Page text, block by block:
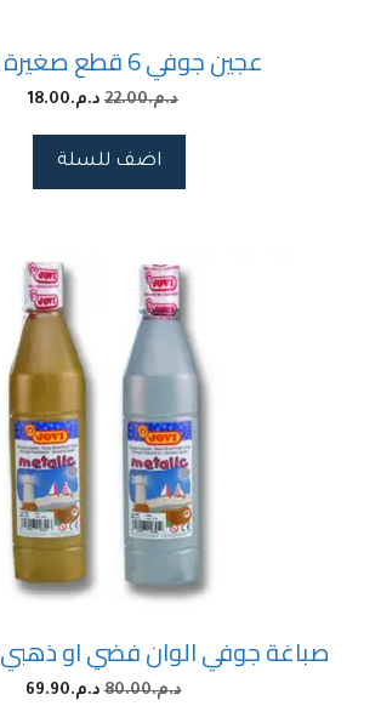
عجين جوفي 6 قطع صغيرة JOVI
د.م.22.00 د.م.18.00
اضف للسلة
صباغة جوفي الوان فضي او ذهبي 0.5 لتر JOVI
د.م.80.00 د.م.69.90